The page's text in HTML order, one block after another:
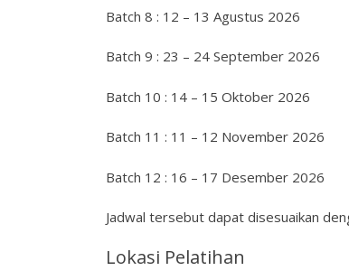
Batch 8 : 12 – 13 Agustus 2026
Batch 9 : 23 – 24 September 2026
Batch 10 : 14 – 15 Oktober 2026
Batch 11 : 11 – 12 November 2026
Batch 12 : 16 – 17 Desember 2026
Jadwal tersebut dapat disesuaikan
Lokasi Pelatihan